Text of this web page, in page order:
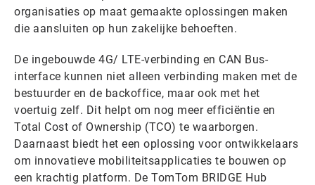
organisaties op maat gemaakte oplossingen maken
die aansluiten op hun zakelijke behoeften.
De ingebouwde 4G/ LTE-verbinding en CAN Bus-
interface kunnen niet alleen verbinding maken met de
bestuurder en de backoffice, maar ook met het
voertuig zelf. Dit helpt om nog meer efficiëntie en
Total Cost of Ownership (TCO) te waarborgen.
Daarnaast biedt het een oplossing voor ontwikkelaars
om innovatieve mobiliteitsapplicaties te bouwen op
een krachtig platform. De TomTom BRIDGE Hub